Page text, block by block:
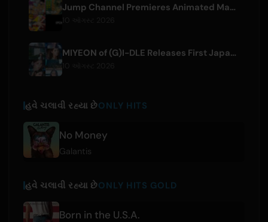
Jump Channel Premieres Animated Manga for Three New Shonen Jump Series
MIYEON of (G)I-DLE Releases First Japanese Solo Single 'RUN AWAY'
હવે ચલાવી રહ્યા છેONLY HITS
No Money
Galantis
હવે ચલાવી રહ્યા છેONLY HITS GOLD
Born in the U.S.A.